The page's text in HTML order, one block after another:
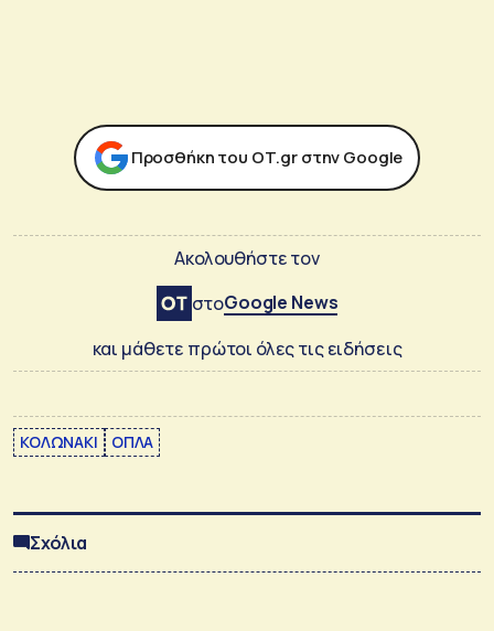
Προσθήκη του ΟΤ.gr στην Google
Ακολουθήστε τον
στοGoogle News
και μάθετε πρώτοι όλες τις ειδήσεις
ΚΟΛΩΝΑΚΙ ΟΠΛΑ
Σχόλια